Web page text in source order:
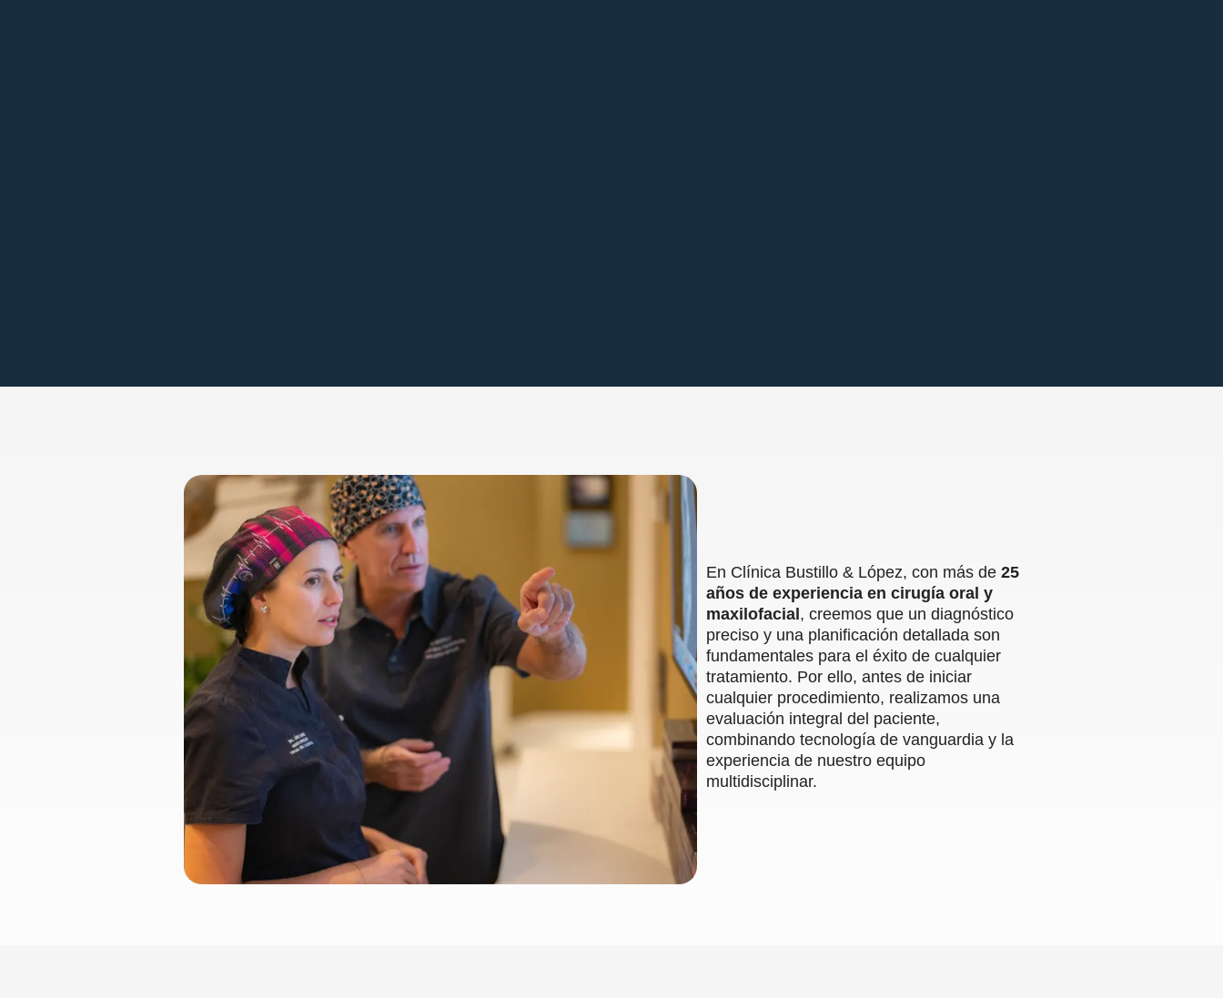
En Clínica Bustillo & López, con más de 25
años de experiencia en cirugía oral y
maxilofacial , creemos que un diagnóstico
preciso y una planificación detallada son
fundamentales para el éxito de cualquier
tratamiento. Por ello, antes de iniciar
cualquier procedimiento, realizamos una
evaluación integral del paciente,
combinando tecnología de vanguardia y la
experiencia de nuestro equipo
multidisciplinar.